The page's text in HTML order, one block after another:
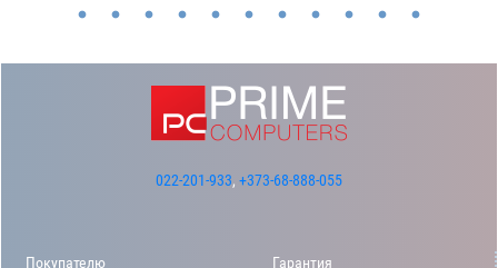
022-201-933, +373-68-888-055
Покупателю Гарантия